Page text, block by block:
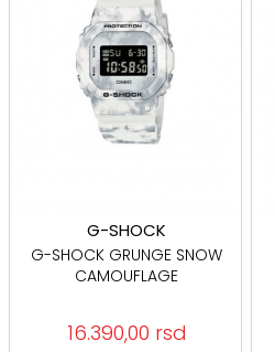
G-SHOCK
G-SHOCK GRUNGE SNOW
CAMOUFLAGE
16.390,00 rsd